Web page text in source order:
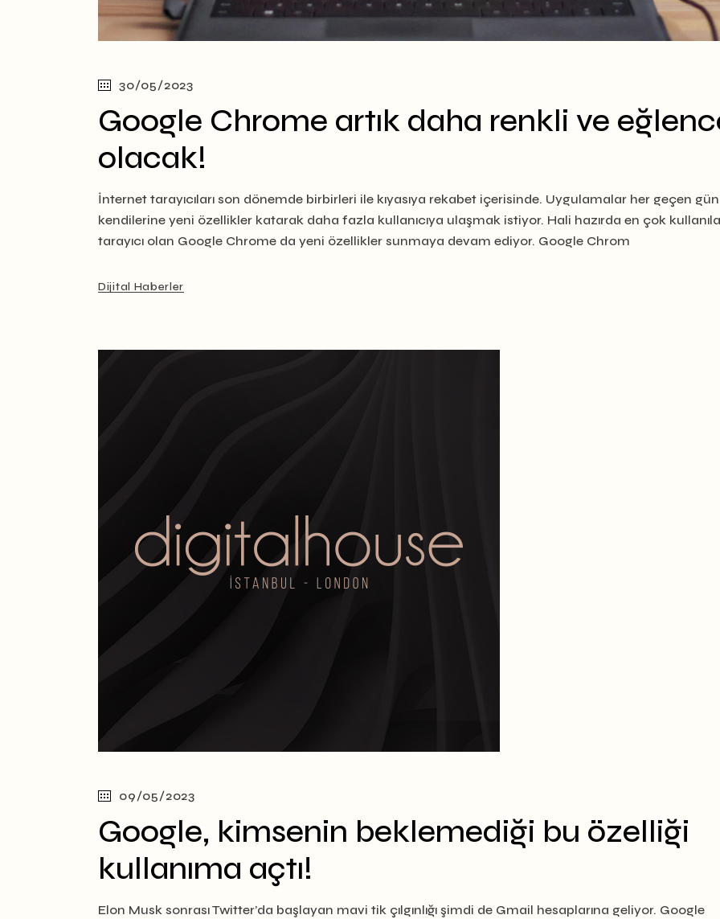
30/05/2023
Google Chrome artık daha renkli ve
olacak!
İnternet tarayıcıları son dönemde birbirleri ile kıyasıya rekabet içerisinde. Uygulamalar her geçen gün
kendilerine yeni özellikler katarak daha fazla kullanıcıya ulaşmak istiyor. Hali hazırda en çok
tarayıcı olan Google Chrome da yeni özellikler sunmaya devam ediyor. Google Chrom
Dijital Haberler
09/05/2023
Google, kimsenin beklemediği bu özelliği
kullanıma açtı!
Elon Musk sonrası Twitter’da başlayan mavi tik çılgınlığı şimdi de Gmail hesaplarına geliyor. Google